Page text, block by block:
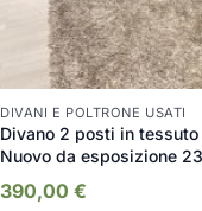
DIVANI E POLTRONE USATI
Divano 2 posti in tessuto
Nuovo da esposizione
390,00 €